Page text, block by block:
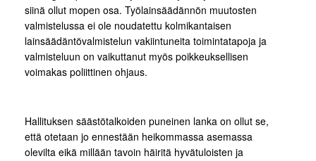
siinä ollut mopen osa. Työlainsäädännön muutosten
valmistelussa ei ole noudatettu kolmikantaisen
lainsäädäntövalmistelun vakiintuneita toimintatapoja ja
valmisteluun on vaikuttanut myös poikkeuksellisen
voimakas poliittinen ohjaus.
Hallituksen säästötalkoiden puneinen lanka on ollut se,
että otetaan jo ennestään heikommassa asemassa
olevilta eikä millään tavoin häiritä hyvätuloisten ja